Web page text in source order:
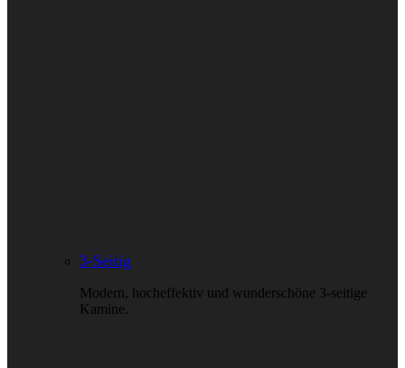
3-Seitig
Modern, hocheffektiv und wunderschöne 3-seitige
Kamine.